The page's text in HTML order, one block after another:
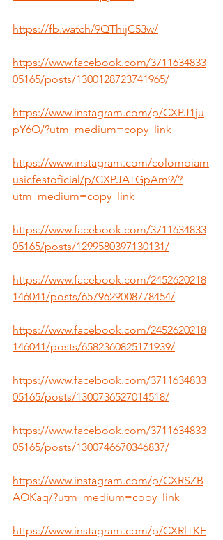
https://fb.watch/9QThijC53w/
https://www.facebook.com/3711634833
05165/posts/1300128723741965/
https://www.instagram.com/p/CXPJ1ju
pY6O/?utm_medium=copy_link
https://www.instagram.com/colombiam
usicfestoficial/p/CXPJATGpAm9/?
utm_medium=copy_link
https://www.facebook.com/3711634833
05165/posts/1299580397130131/
https://www.facebook.com/2452620218
146041/posts/6579629008778454/
https://www.facebook.com/2452620218
146041/posts/6582360825171939/
https://www.facebook.com/3711634833
05165/posts/1300736527014518/
https://www.facebook.com/3711634833
05165/posts/1300746670346837/
https://www.instagram.com/p/CXRSZB
AOKaq/?utm_medium=copy_link
https://www.instagram.com/p/CXRlTKF